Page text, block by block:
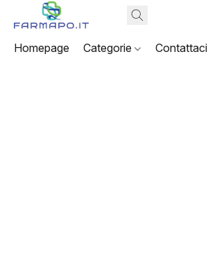
Homepage Categorie Contattaci